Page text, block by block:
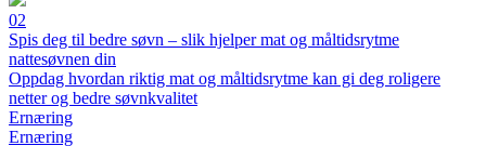
02
Spis deg til bedre søvn – slik hjelper mat og måltidsrytme
nattesøvnen din
Oppdag hvordan riktig mat og måltidsrytme kan gi deg roligere
netter og bedre søvnkvalitet
Ernæring
Ernæring